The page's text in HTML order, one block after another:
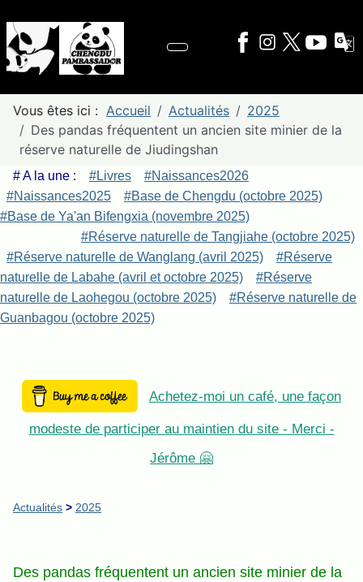
Vous êtes ici : Accueil Actualités
2025
Des pandas fréquentent un ancien site minier de la
réserve naturelle de Jiudingshan
# A la une : #Livres
#Naissances2026
#Naissances2025
#Base de Chengdu (octobre 2025)
#Base de Ya'an Bifengxia (novembre 2025)
#Réserve naturelle de Tangjiahe (octobre 2025)
#Réserve naturelle de Wanglang (avril 2025)
#Réserve
naturelle de Labahe (avril et octobre 2025)
#Réserve
naturelle de Laohegou (octobre 2025)
#Réserve naturelle de
Guanbagou (octobre 2025)
Achetez-moi un café, une façon
modeste de participer au maintien du site - Merci -
Jérôme 🤗
Actualités > 2025
Des pandas fréquentent un ancien site minier de la